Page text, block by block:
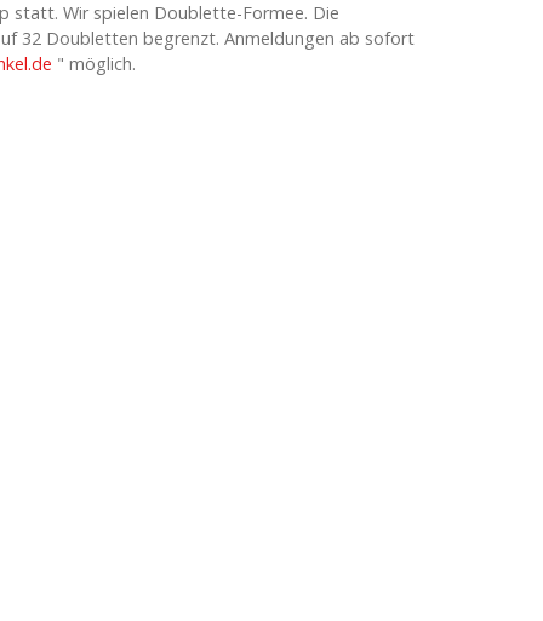
statt. Wir spielen Doublette-Formee. Die
32 Doubletten begrenzt. Anmeldungen ab sofort
" möglich.